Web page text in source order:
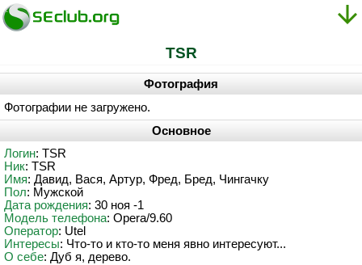
TSR
Фотография
Фотографии не загружено.
Основное
Логин: TSR
Ник: TSR
Имя: Давид, Вася, Артур, Фред, Бред, Чингачку
Пол: Мужской
Дата рождения: 30 ноя -1
Модель телефона: Opera/9.60
Оператор: Utel
Интересы: Что-то и кто-то меня явно интересуют...
О себе: Дуб я, дерево.